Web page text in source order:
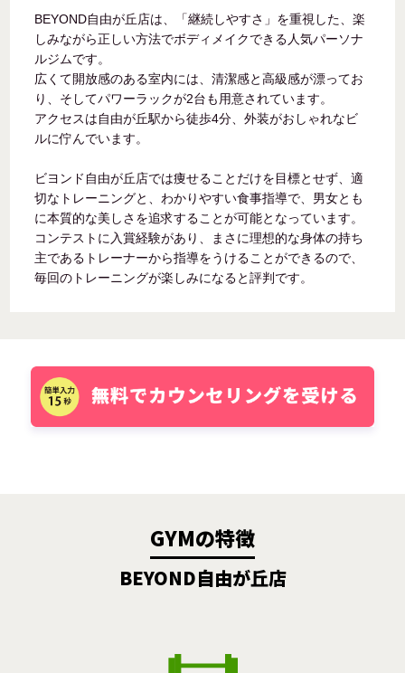
BEYOND自由が丘店は、「継続しやすさ」を重視した、楽
しみながら正しい方法でボディメイクできる人気パーソナ
ルジムです。
広くて開放感のある室内には、清潔感と高級感が漂ってお
り、そしてパワーラックが2台も用意されています。
アクセスは自由が丘駅から徒歩4分、外装がおしゃれなビ
ルに佇んでいます。
ビヨンド自由が丘店では痩せることだけを目標とせず、適
切なトレーニングと、わかりやすい食事指導で、男女とも
に本質的な美しさを追求することが可能となっています。
コンテストに入賞経験があり、まさに理想的な身体の持ち
主であるトレーナーから指導をうけることができるので、
毎回のトレーニングが楽しみになると評判です。
GYMの特徴
BEYOND自由が丘店